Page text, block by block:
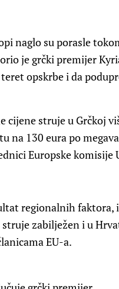
naglo su porasle
je grčki premijer
opskrbe i da
cijene struje u Grčkoj
na 130 eura po
Europske komisije
regionalnih faktora,
zabilježen i u
EU-a.